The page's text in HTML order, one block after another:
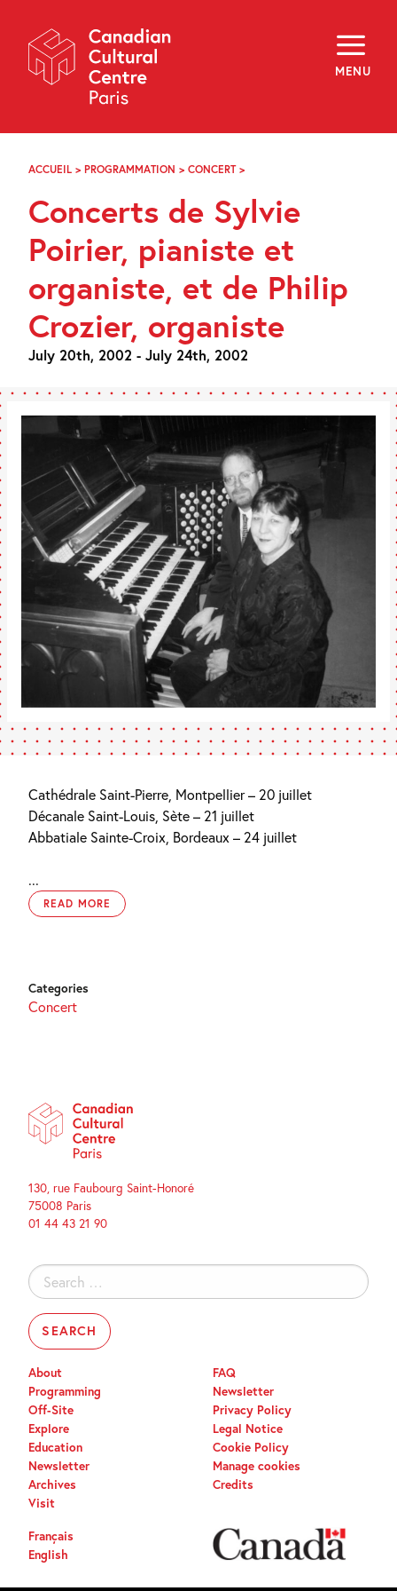
Navigation
MENU
About
Programming
Off-Site
Explore
Archives
f y
FR
ACCUEIL > PROGRAMMATION > CONCERT>
SYLVIE
POIRIER,
ET
ORGANISTE,
ET
DE
CROZIER,
Concerts de Sylvie
Poirier, pianiste et
organiste, et de Philip
Crozier, organiste
July 20th, 2002 - July 24th, 2002
Cathédrale Saint-Pierre, Montpellier – 20 juillet
Décanale Saint-Louis, Sète – 21 juillet
Abbatiale Sainte-Croix, Bordeaux – 24 juillet
...
READ MORE
Categories
Concert
130, rue Faubourg Saint-Honoré
75008 Paris
01 44 43 21 90
Search
for:
About
Programming
Off-Site
Explore
Education
Newsletter
Archives
Visit
FAQ
Newsletter
Privacy Policy
Legal Notice
Cookie Policy
Manage cookies
Credits
Français
English